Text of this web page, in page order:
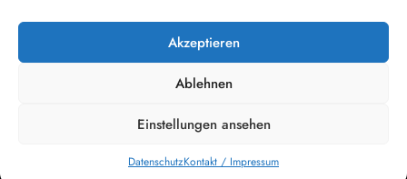
Akzeptieren
Ablehnen
Einstellungen ansehen
DatenschutzKontakt / Impressum
Absperrung Lichterprozession
Kontakt / Impressum
Datenschutz
NewsBlogger - Magazin und BlogWordPressTheme 2026 | Präsentiert von